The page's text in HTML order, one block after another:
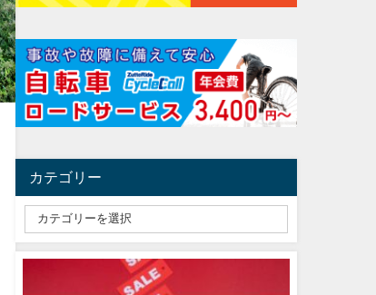
カテゴリー